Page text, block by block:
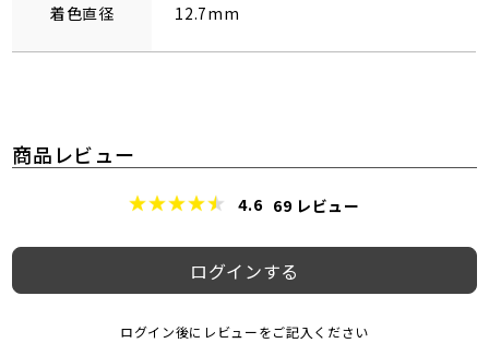
着色直径 12.7mm
商品レビュー
4.6 69 レビュー
ログインする
ログイン後にレビューをご記入ください